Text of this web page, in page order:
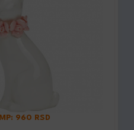
MP: 960 RSD